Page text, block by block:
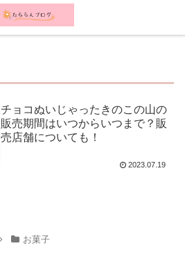
チョコぬいじゃったきのこの山の
販売期間はいつからいつまで？販
売店舗についても！
2023.07.19
お菓子